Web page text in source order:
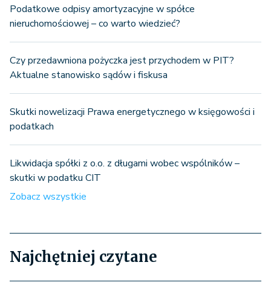
Podatkowe odpisy amortyzacyjne w spółce
nieruchomościowej – co warto wiedzieć?
Czy przedawniona pożyczka jest przychodem w PIT?
Aktualne stanowisko sądów i fiskusa
Skutki nowelizacji Prawa energetycznego w księgowości i
podatkach
Likwidacja spółki z o.o. z długami wobec wspólników –
skutki w podatku CIT
Zobacz wszystkie
Najchętniej czytane